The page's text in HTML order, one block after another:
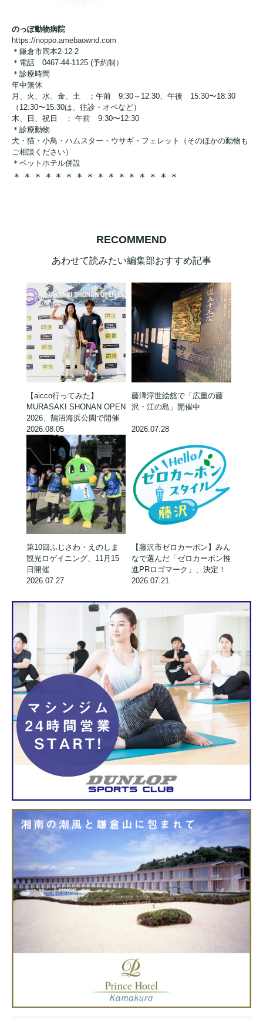
のっぽ動物病院
https://noppo.amebaownd.com
＊鎌倉市岡本2-12-2
＊電話 0467-44-1125 (予約制）
＊診療時間
年中無休
月、火、水、金、土 ；午前 9:30～12:30、午後 15:30〜18:30
（12:30〜15:30は、往診・オペなど）
木、日、祝日 ； 午前 9:30〜12:30
＊診療動物
犬・猫・小鳥・ハムスター・ウサギ・フェレット（そのほかの動物も
ご相談ください）
＊ペットホテル併設
＊＊＊＊＊＊＊＊＊＊＊＊＊＊＊＊
RECOMMEND
あわせて読みたい編集部おすすめ記事
【aicco行ってみた】
MURASAKI SHONAN OPEN
2026、鵠沼海浜公園で開催
2026.08.05
藤澤浮世絵舘で「広重の藤
沢・江の島」開催中
2026.07.28
第10回ふじさわ・えのしま
観光ロゲイニング、11月15
日開催
2026.07.27
【藤沢市ゼロカーボン】みん
なで選んだ「ゼロカーボン推
進PRロゴマーク」、決定！
2026.07.21